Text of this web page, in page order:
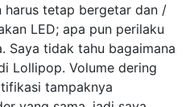
harus tetap bergetar dan /
LED; apa pun perilaku
Saya tidak tahu bagaimana
Lollipop. Volume dering
tampaknya